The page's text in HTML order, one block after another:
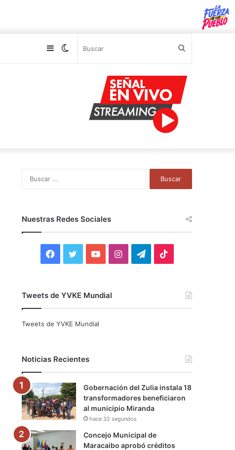
Switch
Sidebar
Nuestras Redes Sociales
F
c
o
k
i
r
Y
u
e
I
r
a
m
T
a
m
Tweets de YVKE Mundial
Tweets de YVKE Mundial
Noticias Recientes
Gobernación del Zulia instala 18
transformadores beneficiaron
al municipio Miranda
hace 32 segundos
Concejo Municipal de
Maracaibo aprobó créditos